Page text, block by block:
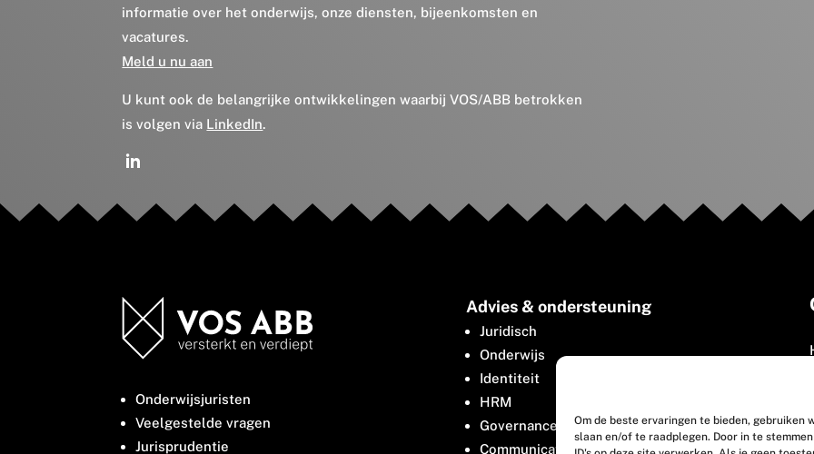
Om de beste ervaringen te bieden,
slaan en/of te raadplegen. Door in te
informatie over het onderwijs, onze diensten, bijeenkomsten en
vacatures.
Meld u nu aan
U kunt ook de belangrijke ontwikkelingen waarbij VOS/ABB betrokken
is volgen via LinkedIn.
Onderwijsjuristen
Veelgestelde vragen
Jurisprudentie
Advies & ondersteuning
Juridisch
Onderwijs
Identiteit
HRM
Governance
Communicatie